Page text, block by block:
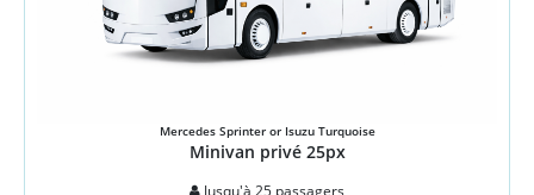
Mercedes Sprinter or Isuzu Turquoise
Minivan privé 25px